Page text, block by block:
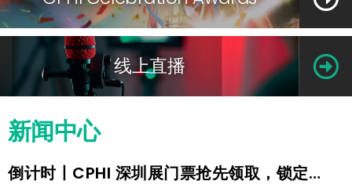
线上直播
新闻中心
倒计时丨CPHI 深圳展门票抢先领取，锁定行业风口！